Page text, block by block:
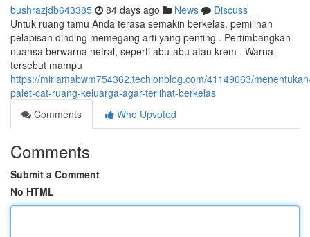
bushrazjdb643385 84 days ago News
Discuss
Untuk ruang tamu Anda terasa semakin berkelas, pemilihan
pelapisan dinding memegang arti yang penting . Pertimbangkan
nuansa berwarna netral, seperti abu-abu atau krem . Warna
tersebut mampu
https://miriamabwm754362.techionblog.com/41149063/
palet-cat-ruang-keluarga-agar-terlihat-berkelas
Comments
Who Upvoted
Comments
Submit a Comment
No HTML